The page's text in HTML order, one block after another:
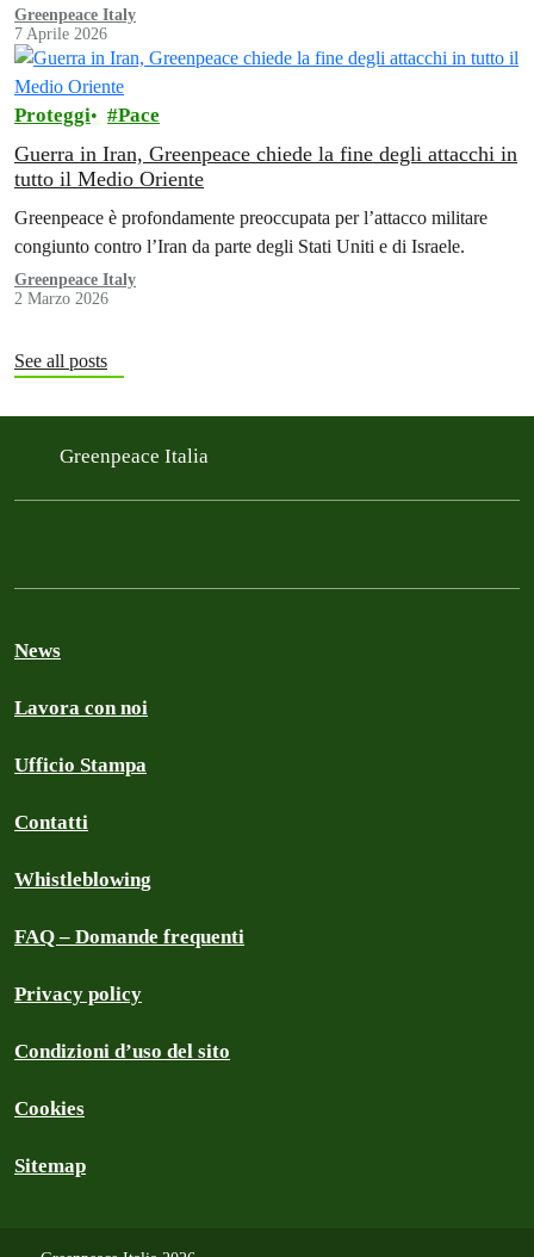
Greenpeace Italy
7 Aprile 2026
Proteggi Pace
Guerra in Iran, Greenpeace chiede la fine degli attacchi in
tutto il Medio Oriente
Greenpeace è profondamente preoccupata per l’attacco militare
congiunto contro l’Iran da parte degli Stati Uniti e di Israele.
Greenpeace Italy
2 Marzo 2026
See all posts
Greenpeace Italia
News
Lavora con noi
Ufficio Stampa
Contatti
Whistleblowing
FAQ – Domande frequenti
Privacy policy
Condizioni d’uso del sito
Cookies
Sitemap